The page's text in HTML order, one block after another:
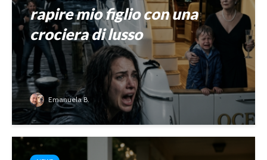
rapire mio figlio con una
crociera di lusso
Emanuela B.